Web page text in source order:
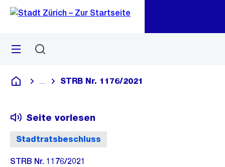
Navigation
Sprunglink
Menü
Deutsch
Blende alle Breadcrumbs ein
STRB Nr. 1176/2021
Stadtratsbeschluss
Seite vorlesen
STRB Nr. 1176/2021